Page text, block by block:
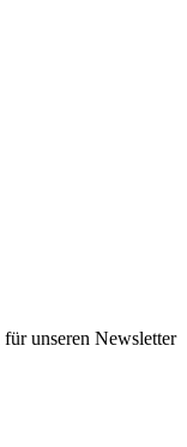
unseren Newsletter